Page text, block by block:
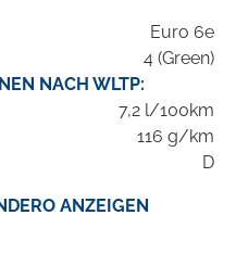
Euro 6e
4 (Green)
NACH WLTP:
7,2 l/100km
116 g/km
D
ANZEIGEN